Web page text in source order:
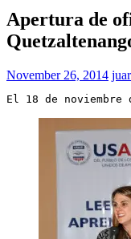
Apertura de
November 26, 2014
El 18 de